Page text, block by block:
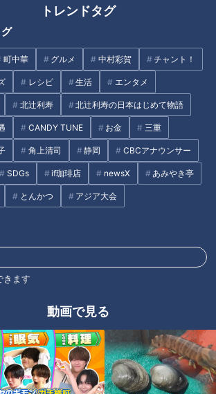
トレンドタグ
町中華 グルメ 中村彩賀 チャント！
レシピ 生活 エンタメ
北辻利寿 北辻利寿の日本はじめて物語
CANDY TUNE お金 三重
角上清司 静岡 CBCアナウンサー
SDGs if珈琲店 newsX あみやき亭
とんかつ アジア大会
きます
動画で見る
一つ…ジ
予め教えて
いうのが欲しかった”を叶える
『3COINS』で購入品を調査
リーマンが
旅行へ“40
とは
離乳食は手作りであるべき？
昔と今でこんなに違う“子育て”
小児科医が監修する「子育ての
今」
ンテンツ